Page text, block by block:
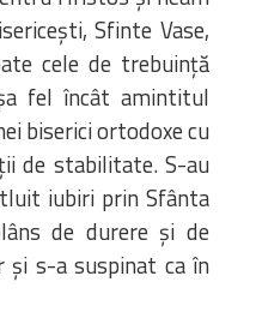
Sfinte Vase,
cele de trebuinţă
fel încât amintitul
biserici ortodoxe cu
de stabilitate. S-au
iubiri prin Sfânta
de durere şi de
s-a suspinat ca în